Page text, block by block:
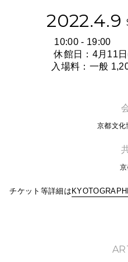
2022.4.9
10:00 - 19:00
休館日：4月11
入場料：一般
京都文化
チケット等詳細は